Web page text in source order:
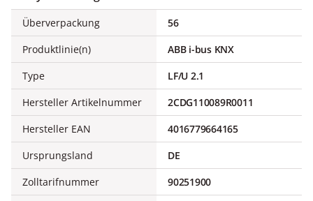
Überverpackung
56
Produktlinie(n)
ABB i-bus KNX
Type
LF/U 2.1
Hersteller Artikelnummer
2CDG110089R0011
Hersteller EAN
4016779664165
Ursprungsland
DE
Zolltarifnummer
90251900